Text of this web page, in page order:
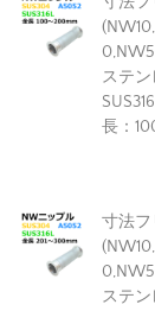
ステン
長：
寸法
ステン